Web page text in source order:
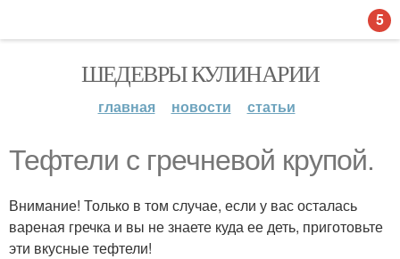
ШЕДЕВРЫ КУЛИНАРИИ
главная новости статьи
Тефтели с гречневой крупой.
Внимание! Только в том случае, если у вас осталась
вареная гречка и вы не знаете куда ее деть, приготовьте
эти вкусные тефтели!
5